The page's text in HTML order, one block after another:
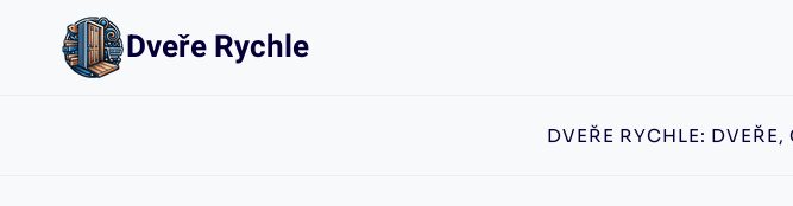
Přeskočit
Dveře Rychle
DVEŘE RYCHLE: